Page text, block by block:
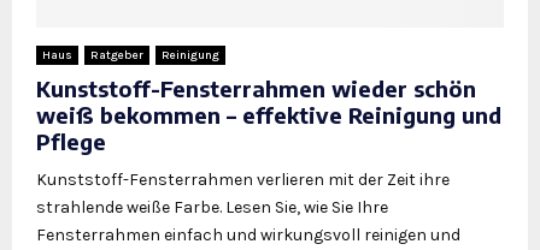
Haus Ratgeber Reinigung
Kunststoff-Fensterrahmen wieder schön
weiß bekommen – effektive Reinigung und
Pflege
Kunststoff-Fensterrahmen verlieren mit der Zeit ihre
strahlende weiße Farbe. Lesen Sie, wie Sie Ihre
Fensterrahmen einfach und wirkungsvoll reinigen und